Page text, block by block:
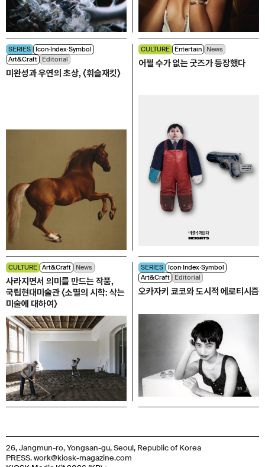
SERIES Icon∙Index∙Symbol
Art&Craft
Editorial
미완성과 우연의 초상, 〈휘슬재킷〉
CULTURE Entertain News
어쩔 수가 없는 굿즈가 등장했다
CULTURE Art&Craft News
사라지면서 의미를 만드는 작품,
국립현대미술관 〈소멸의 시학: 삭는
미술에 대하여〉
SERIES Icon∙Index∙Symbol
Art&Craft
Editorial
오카자키 쿄코와 도시적 에로티시즘
26, Jangmun-ro, Yongsan-gu, Seoul, Republic of Korea
PRESS. work@kiosk-magazine.com